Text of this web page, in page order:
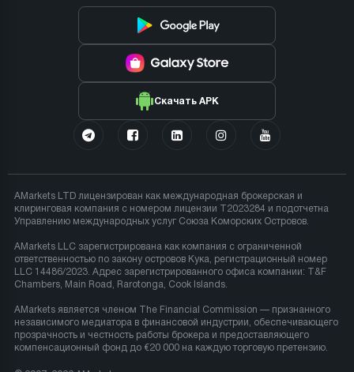
Скачать APK
AMarkets LTD лицензирован как международная брокерская и
клиринговая компания с номером лицензии T2023284 и подотчетна
Управлению международных услуг Союза Коморских Островов.
AMarkets LLC зарегистрирована как компания с ограниченной
ответственностью по закону островов Кука, регистрационный номер
LLC 14486/2023. Адрес зарегистрированного офиса компании: T&F
Chambers, Main Road, Rarotonga, Cook Islands.
AMarkets является членом The Financial Commission — признанного
независимого медиатора в финансовой индустрии, обеспечивающего
прозрачность и честность работы брокера и предоставляющего
компенсационный фонд до €20 000 на каждую торговую претензию.